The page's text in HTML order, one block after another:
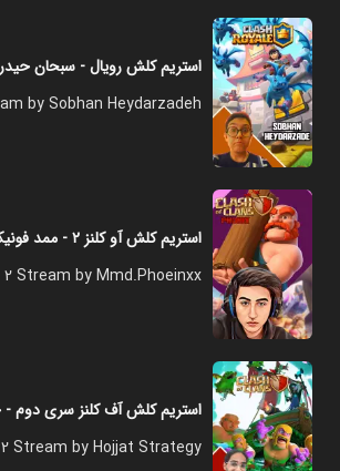
استریم کلش رویال - سبحان
by Sobhan Heydarzadeh
استریم کلش آو کلنز ۲ - ممد فونیکس
Stream by Mmd.Phoeinxx
استریم کلش آف کلنز سری دوم
Stream by Hojjat Strategy